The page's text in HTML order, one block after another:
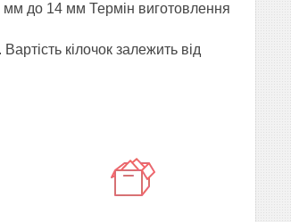
мм до 14 мм Термін виготовлення
кілочок залежить від